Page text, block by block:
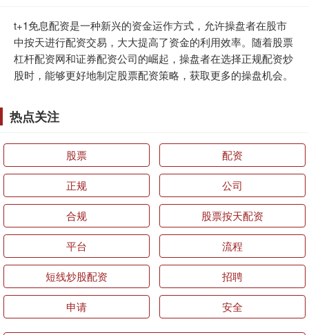
t+1免息配资是一种新兴的资金运作方式，允许操盘者在股市
中按天进行配资交易，大大提高了资金的利用效率。随着股票
杠杆配资网和证券配资公司的崛起，操盘者在选择正规配资炒
股时，能够更好地制定股票配资策略，获取更多的操盘机会。
热点关注
股票 配资
正规 公司
合规 股票按天配资
平台 流程
短线炒股配资 招聘
申请 安全